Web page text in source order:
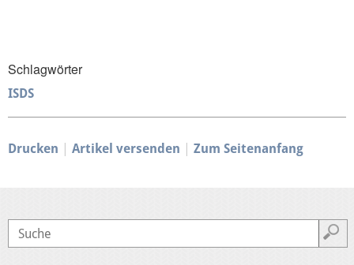
Mediathek
Schlagwörter
ISDS
Drucken Artikel versenden Zum Seitenanfang